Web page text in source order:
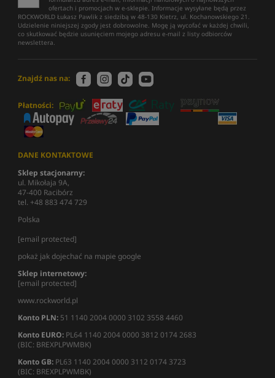
ofertach i promocjach w e-sklepie. Informacje wysyłane będą przez
ROCKWORLD Łukasz Pawlik z siedzibą w 48-130 Kietrz, ul. Kochanowskiego 21.
Udzielenie niniejszej zgody jest dobrowolne. Mogę ją wycofać w każdej chwili,
co skutkować będzie usunięciem mojego adresu e-mail z listy odbiorców
newslettera.
Znajdź nas na:
Płatności:
DANE KONTAKTOWE
Sklep stacjonarny:
ul. Mikołaja 9A,
47-400 Racibórz
tel. +48 883 474 729
Polska
[email protected]
pokaż jak dojechać na mapie google
Sklep internetowy:
[email protected]
www.rockworld.pl
Konto PLN: 51 1140 2004 0000 3102 3558 4460
Konto EURO: PL64 1140 2004 0000 3812 0174 2683
(BIC: BREXPLPWMBK)
Konto GB: PL63 1140 2004 0000 3112 0174 3723
(BIC: BREXPLPWMBK)